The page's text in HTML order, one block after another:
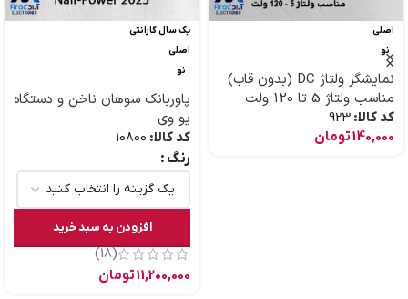
اصلی
نو
نمایشگر ولتاژ DC (بدون قاب)
مناسب ولتاژ 5 تا 120 ولت
کد کالا: 923
140,000تومان
یک سال گارانتی
اصلی
نو
پاوربانک سوهان ناخن و دستگاه
یو وی
کد کالا: 10800
رنگ
افزودن به سبد خرید
(18)
11,200,000تومان